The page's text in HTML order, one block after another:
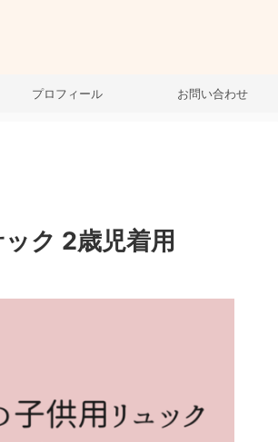
プロフィール お問い合わせ
ク 2歳児着用